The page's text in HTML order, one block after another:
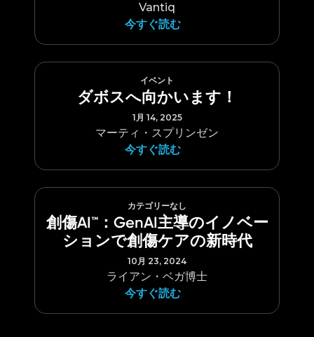
Vantiq
今すぐ読む
イベント
ダボスへ向かいます！
1月 14, 2025
マーティ・スプリンゼン
今すぐ読む
カテゴリーなし
創傷AI™：GenAI主導のイノベー
ションで創傷ケアの新時代
10月 23, 2024
ライアン・ベガ博士
今すぐ読む